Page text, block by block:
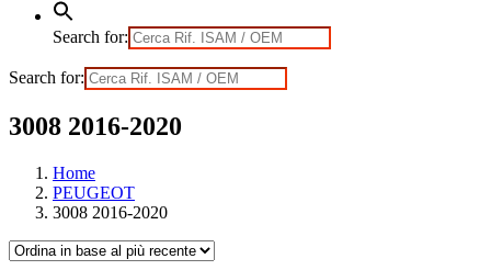
Search for:
Search for:
3008 2016-2020
Home
PEUGEOT
3008 2016-2020